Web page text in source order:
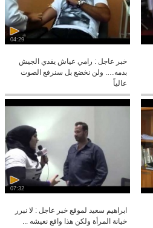
04:29
خبر عاجل : رامي عياش يفدي الجيش
بدمه…. ولن نخضع بل سنرفع الصوت
عالياً
07:32
ابراهيم سعيد لموقع خبر عاجل : لا نبرر
خيانة المرأة ولكن هذا واقع نعيشه ...